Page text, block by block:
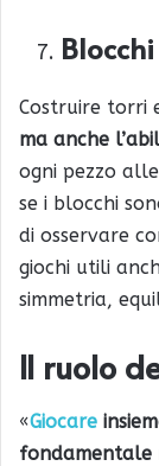
Costruire torri
ma anche
ogni pezzo
se i blocchi
di osservare
giochi utili
simmetria,
Il ruolo
«Giocare
fondamentale